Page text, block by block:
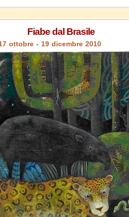
Fiabe dal Brasile
ottobre - 19 dicembre 2010